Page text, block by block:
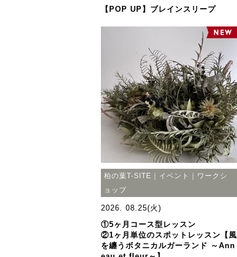
【POP UP】ブレインスリープ
柏の葉T-SITE｜イベント｜ワークシ
ョップ
2026. 08.25(火)
①5ヶ月コース型レッスン
②1ヶ月単位のスポットレッスン【風
を纏うボタニカルガーランド ～Ann